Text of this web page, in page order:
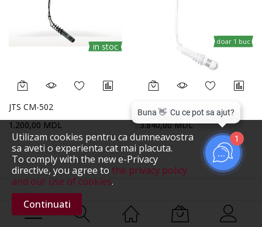
Utilizam cookies pentru ca dumneavostra
sa aveti o experienta cat mai placuta.
To comply with the new e-Privacy
directive, you agree to the privacy policy
and our use of cookies.
Continuati
in stoc
JTS CM-502
1.200,00 MDL
doar 1 buc
AKG CHM99 White
3.840,00 MDL
1